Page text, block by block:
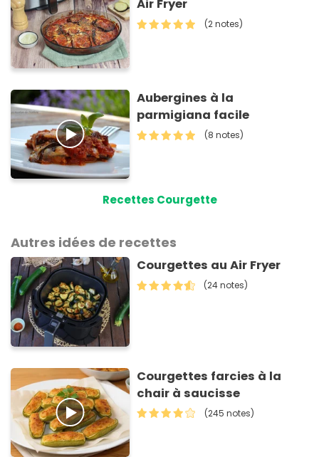
Air Fryer
(2 notes)
Aubergines à la
parmigiana facile
(8 notes)
Recettes Courgette
Autres idées de recettes
Courgettes au Air Fryer
(24 notes)
Courgettes farcies à la
chair à saucisse
(245 notes)